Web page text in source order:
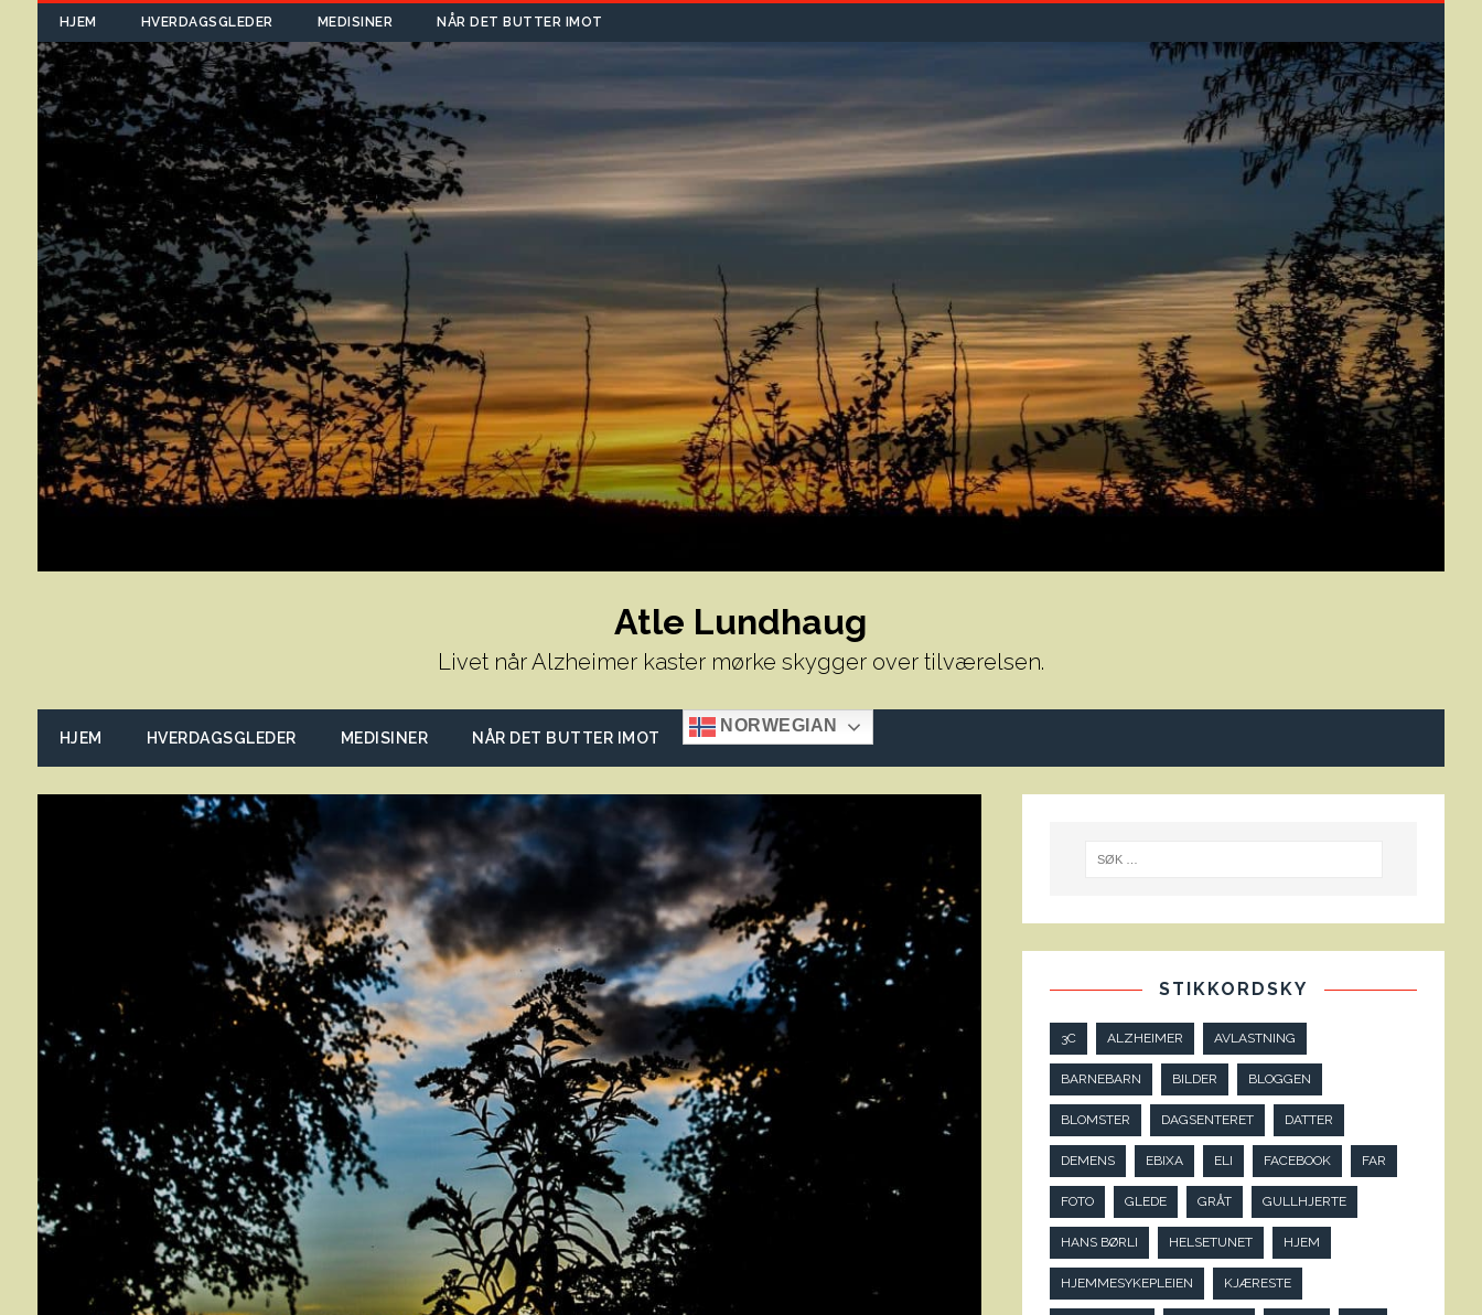
HJEM HVERDAGSGLEDER MEDISINER NÅR DET BUTTER IMOT
Atle Lundhaug
Livet når Alzheimer kaster mørke skygger over tilværelsen.
HJEM HVERDAGSGLEDER MEDISINER NÅR DET BUTTER IMOT
NORWEGIAN
STIKKORDSKY
3C ALZHEIMER AVLASTNING
BARNEBARN BILDER BLOGGEN
BLOMSTER DAGSENTERET DATTER
DEMENS EBIXA ELI FACEBOOK FAR
FOTO GLEDE GRÅT GULLHJERTE
HANS BØRLI HELSETUNET HJEM
HJEMMESYKEPLEIEN KJÆRESTE